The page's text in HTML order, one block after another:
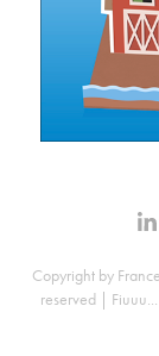
Copyright by
reserved |